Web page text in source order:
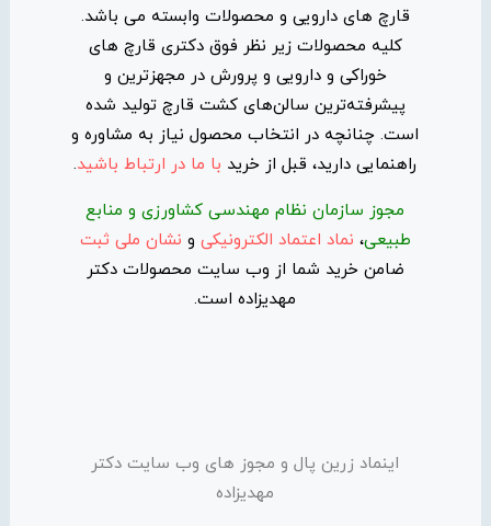
قارچ های دارویی و محصولات وابسته می باشد.
کلیه محصولات زیر نظر فوق دکتری قارچ های
خوراکی و دارویی و پرورش در مجهزترین و
پیشرفته‌ترین سالن‌های کشت قارچ تولید شده
است. چنانچه در انتخاب محصول نیاز به مشاوره و
راهنمایی دارید، قبل از خرید با ما در ارتباط باشید.
مجوز سازمان نظام مهندسی کشاورزی و منابع
طبیعی، نماد اعتماد الکترونیکی و نشان ملی ثبت
ضامن خرید شما از وب سایت محصولات دکتر
مهدیزاده است.
اینماد زرین پال و مجوز های وب سایت دکتر
مهدیزاده